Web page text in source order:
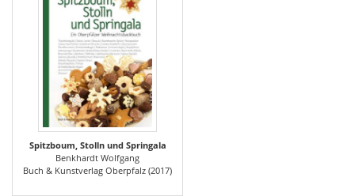
Spitzboum, Stolln und Springala
Benkhardt Wolfgang
Buch & Kunstverlag Oberpfalz (2017)